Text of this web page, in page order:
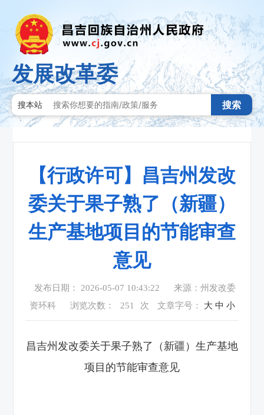
发展改革委
搜本站 搜索
【行政许可】昌吉州发改
委关于果子熟了（新疆）
生产基地项目的节能审查
意见
发布日期： 2026-05-07 10:43:22
来源：州发改委
资环科
浏览次数： 251 次 文章字号： 大 中 小
昌吉州发改委关于果子熟了（新疆）生产基地
项目的节能审查意见